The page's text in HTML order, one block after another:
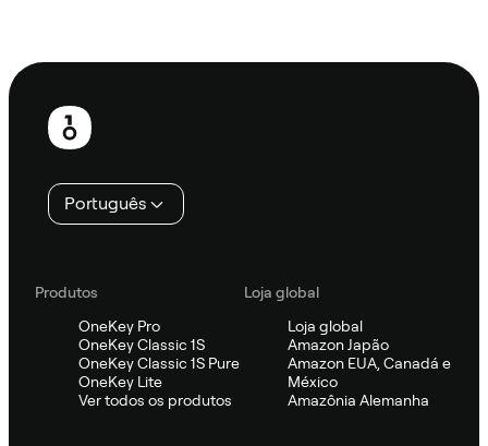
Rodapé
Português
Produtos
OneKey Pro
OneKey Classic 1S
OneKey Classic 1S Pure
OneKey Lite
Ver todos os produtos
Loja global
Loja global
Amazon Japão
Amazon EUA, Canadá e
México
Amazônia Alemanha